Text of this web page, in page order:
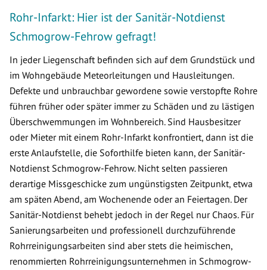
Rohr-Infarkt: Hier ist der Sanitär-Notdienst
Schmogrow-Fehrow gefragt!
In jeder Liegenschaft befinden sich auf dem Grundstück und
im Wohngebäude Meteorleitungen und Hausleitungen.
Defekte und unbrauchbar gewordene sowie verstopfte Rohre
führen früher oder später immer zu Schäden und zu lästigen
Überschwemmungen im Wohnbereich. Sind Hausbesitzer
oder Mieter mit einem Rohr-Infarkt konfrontiert, dann ist die
erste Anlaufstelle, die Soforthilfe bieten kann, der Sanitär-
Notdienst Schmogrow-Fehrow. Nicht selten passieren
derartige Missgeschicke zum ungünstigsten Zeitpunkt, etwa
am späten Abend, am Wochenende oder an Feiertagen. Der
Sanitär-Notdienst behebt jedoch in der Regel nur Chaos. Für
Sanierungsarbeiten und professionell durchzuführende
Rohrreinigungsarbeiten sind aber stets die heimischen,
renommierten Rohrreinigungsunternehmen in Schmogrow-